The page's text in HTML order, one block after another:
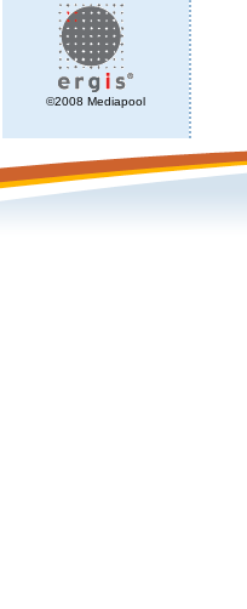
©2008 Mediapool